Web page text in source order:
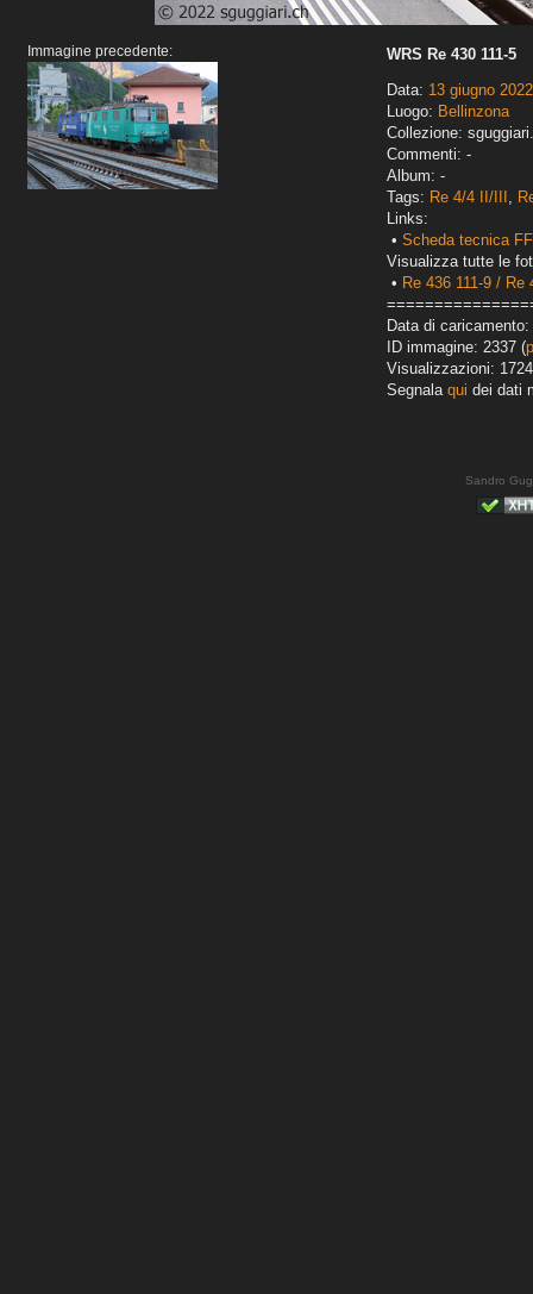
Immagine precedente:
WRS Re 430 111-5
Data: 13 giugno 2022
Luogo: Bellinzona
Collezione:
Commenti: -
Album: -
Tags: Re 4/4 II/III ,
Links:
• Scheda tecnica
Visualizza tutte le
• Re 436 111-9 / Re
Data di
ID immagine: 2337 (
Visualizzazioni: 1724
Segnala qui dei dati
Sandro